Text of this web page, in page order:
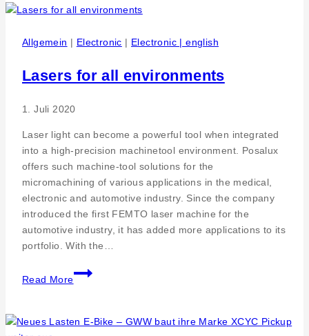
–
mit
Consulting
und
Allgemein | Electronic | Electronic | english
Lasers for all environments
1. Juli 2020
Laser light can become a powerful tool when integrated
into a high-precision machinetool environment. Posalux
offers such machine-tool solutions for the
micromachining of various applications in the medical,
electronic and automotive industry. Since the company
introduced the first FEMTO laser machine for the
automotive industry, it has added more applications to its
portfolio. With the…
Read More
Lasers
for
environments